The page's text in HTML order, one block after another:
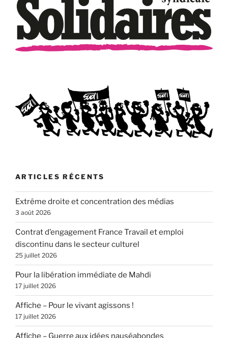
ARTICLES RÉCENTS
Extrême droite et concentration des médias
3 août 2026
Contrat d’engagement France Travail et emploi
discontinu dans le secteur culturel
25 juillet 2026
Pour la libération immédiate de Mahdi
17 juillet 2026
Affiche – Pour le vivant agissons !
17 juillet 2026
Affiche – Guerre aux idées nauséabondes